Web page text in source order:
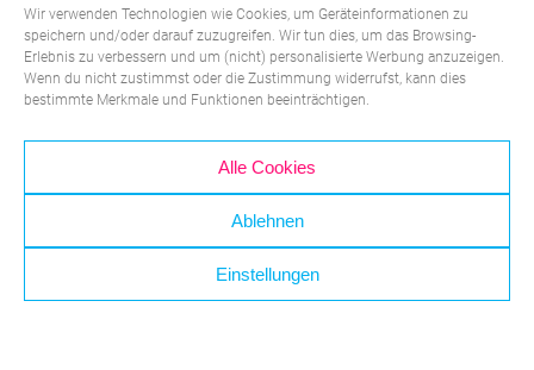
Wir verwenden Technologien wie Cookies, um Geräteinformationen zu
speichern und/oder darauf zuzugreifen. Wir tun dies, um das Browsing-
Erlebnis zu verbessern und um (nicht) personalisierte Werbung anzuzeigen.
Wenn du nicht zustimmst oder die Zustimmung widerrufst, kann dies
bestimmte Merkmale und Funktionen beeinträchtigen.
Alle Cookies
Ablehnen
Einstellungen
Life-Science-Unternehmen
Bei welcher Anwendung dürfen
wir Sie begleiten?